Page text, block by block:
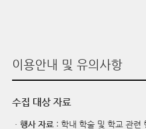
이용안내 및 유의사항
수집 대상 자료
ㆍ 행사 자료 : 학내 학술 및 학교 관련